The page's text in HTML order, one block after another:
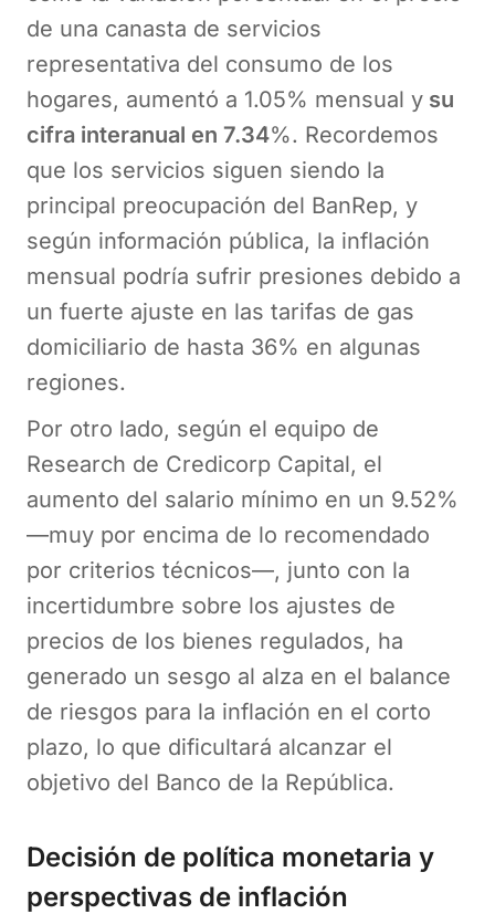
de una canasta de servicios
representativa del consumo de los
hogares, aumentó a 1.05% mensual y su
cifra interanual en 7.34%. Recordemos
que los servicios siguen siendo la
principal preocupación del BanRep, y
según información pública, la inflación
mensual podría sufrir presiones debido a
un fuerte ajuste en las tarifas de gas
domiciliario de hasta 36% en algunas
regiones.
Por otro lado, según el equipo de
Research de Credicorp Capital, el
aumento del salario mínimo en un 9.52%
—muy por encima de lo recomendado
por criterios técnicos—, junto con la
incertidumbre sobre los ajustes de
precios de los bienes regulados, ha
generado un sesgo al alza en el balance
de riesgos para la inflación en el corto
plazo, lo que dificultará alcanzar el
objetivo del Banco de la República.
Decisión de política monetaria y
perspectivas de inflación